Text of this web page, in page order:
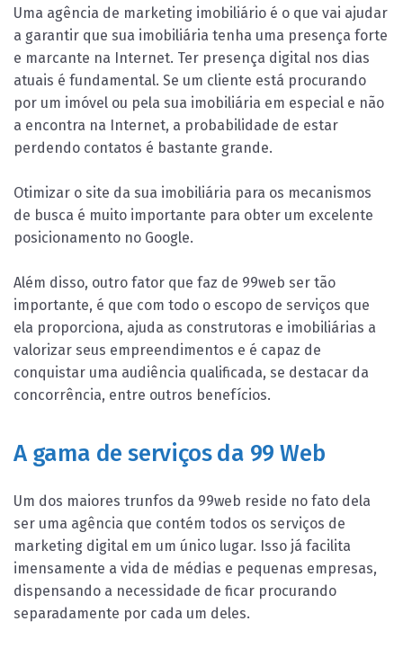
Uma agência de marketing imobiliário é o que vai ajudar
a garantir que sua imobiliária tenha uma presença forte
e marcante na Internet. Ter presença digital nos dias
atuais é fundamental. Se um cliente está procurando
por um imóvel ou pela sua imobiliária em especial e não
a encontra na Internet, a probabilidade de estar
perdendo contatos é bastante grande.
Otimizar o site da sua imobiliária para os mecanismos
de busca é muito importante para obter um excelente
posicionamento no Google.
Além disso, outro fator que faz de 99web ser tão
importante, é que com todo o escopo de serviços que
ela proporciona, ajuda as construtoras e imobiliárias a
valorizar seus empreendimentos e é capaz de
conquistar uma audiência qualificada, se destacar da
concorrência, entre outros benefícios.
A gama de serviços da 99 Web
Um dos maiores trunfos da 99web reside no fato dela
ser uma agência que contém todos os serviços de
marketing digital em um único lugar. Isso já facilita
imensamente a vida de médias e pequenas empresas,
dispensando a necessidade de ficar procurando
separadamente por cada um deles.